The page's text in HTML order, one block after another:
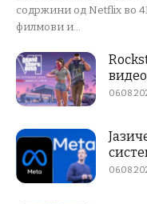
содржини од Netflix во
филмови и...
видео